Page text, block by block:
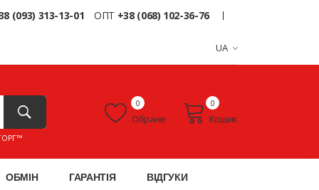
(093) 313-13-01 ОПТ +38 (068) 102-36-76
UA
Обране
0
Кошик
0
ОБМІН ГАРАНТІЯ ВІДГУКИ